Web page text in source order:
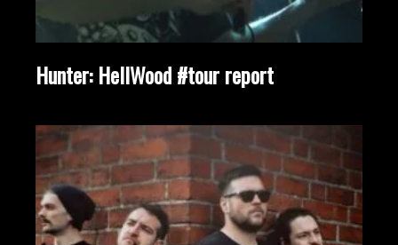
Hunter: HellWood #tour report